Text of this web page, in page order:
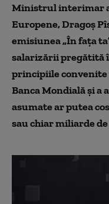
Ministrul interimar
Europene, Dragoș
emisiunea „În fața
salarizării pregătită
principiile convenite
Banca Mondială și a
asumate ar putea
sau chiar miliarde